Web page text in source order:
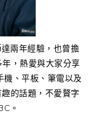
兩年經驗，也曾擔
，熱愛與大家分享
、平板、筆電以及
的話題，不愛贅字
。